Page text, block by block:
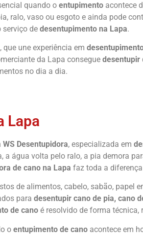
quando o entupimento acontece
ralo, vaso ou esgoto e ainda pode
serviço de desentupimento na Lapa.
, que une experiência em
da Lapa consegue desentupir
no dia a dia.
Lapa
WS Desentupidora, especializada em
água volta pelo ralo, a pia demora
de cano na Lapa faz toda a
de alimentos, cabelo, sabão, papel
para desentupir cano de pia, cano
de canoé resolvido de forma técnica,
o entupimento de cano acontece em